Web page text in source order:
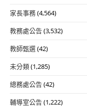
家長事務(4,564)
教務處公告(3,532)
教師甄選(42)
未分類(1,285)
總務處公告(42)
輔導室公告(1,222)